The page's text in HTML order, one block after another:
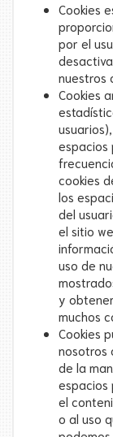
Cookies
por el
nuestros
Cookies
espacios
cookies
los
del
el sitio
uso de
y
muchos
Cookies
nosotros
de la
espacios
el
o al uso